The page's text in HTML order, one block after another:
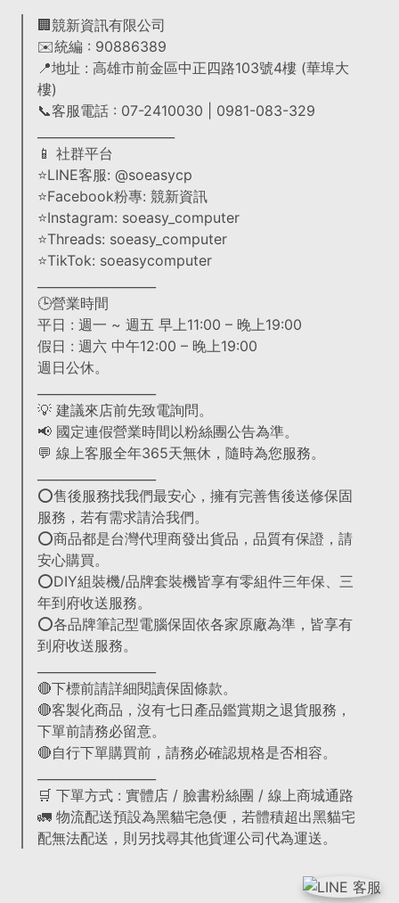
🏢競新資訊有限公司
✉️統編 : 90886389
📍地址 : 高雄市前金區中正四路103號4樓 (華埠大
樓)
📞客服電話 : 07-2410030 | 0981-083-329
📱 社群平台
⭐LINE客服: @soeasycp
⭐Facebook粉專: 競新資訊
⭐Instagram: soeasy_computer
⭐Threads: soeasy_computer
⭐TikTok: soeasycomputer
🕒營業時間
平日 : 週一 ~ 週五 早上11:00 – 晚上19:00
假日 : 週六 中午12:00 – 晚上19:00
週日公休。
💡 建議來店前先致電詢問。
📢 國定連假營業時間以粉絲團公告為準。
💬 線上客服全年365天無休，隨時為您服務。
⭕售後服務找我們最安心，擁有完善售後送修保固
服務，若有需求請洽我們。
⭕商品都是台灣代理商發出貨品，品質有保證，請
安心購買。
⭕DIY組裝機/品牌套裝機皆享有零組件三年保、三
年到府收送服務。
⭕各品牌筆記型電腦保固依各家原廠為準，皆享有
到府收送服務。
🔴下標前請詳細閱讀保固條款。
🔴客製化商品，沒有七日產品鑑賞期之退貨服務，
下單前請務必留意。
🔴自行下單購買前，請務必確認規格是否相容。
🛒 下單方式 : 實體店 / 臉書粉絲團 / 線上商城通路
🚛 物流配送預設為黑貓宅急便，若體積超出黑貓宅
配無法配送，則另找尋其他貨運公司代為運送。